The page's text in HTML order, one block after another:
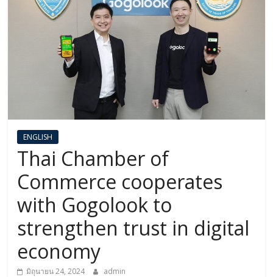
ENGLISH​
Thai Chamber of
Commerce cooperates
with Gogolook to
strengthen trust in digital
economy
มิถุนายน 24, 2024 admin